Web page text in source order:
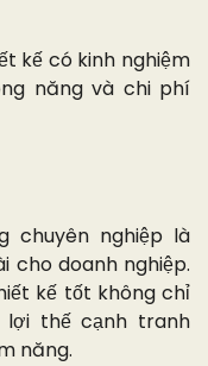
kế có kinh nghiệm
năng và chi phí
chuyên nghiệp là
cho doanh nghiệp.
kế tốt không chỉ
lợi thế cạnh tranh
năng.